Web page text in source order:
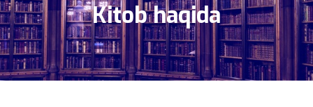
Kitob haqida